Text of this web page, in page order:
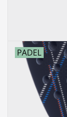
PADEL